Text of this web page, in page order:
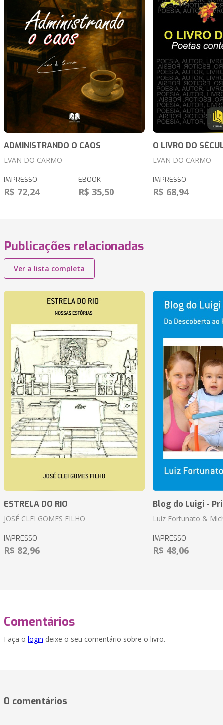
ADMINISTRANDO O CAOS
EVAN DO CARMO
IMPRESSO
R$ 72,24
EBOOK
R$ 35,50
O LIVRO DO
EVAN DO CARMO
IMPRESSO
R$ 68,94
Publicações relacionadas
Ver a lista completa
ESTRELA DO RIO
JOSÉ CLEI GOMES FILHO
IMPRESSO
R$ 82,96
Blog do Luigi -
Luiz Fortunato &
IMPRESSO
R$ 48,06
Comentários
Faça o login deixe o seu comentário sobre o livro.
0 comentários